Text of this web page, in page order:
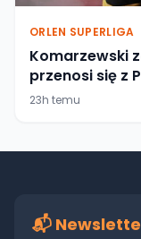
ORLEN SUPERLIGA
Komarzewski
przenosi się z
23h temu
📬